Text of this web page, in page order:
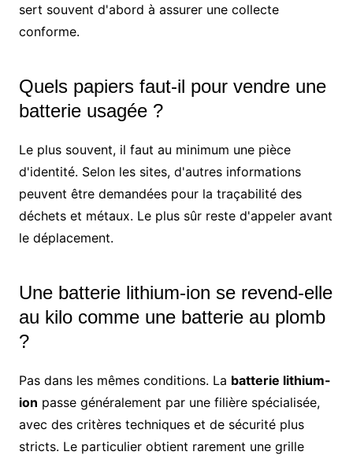
sert souvent d'abord à assurer une collecte
conforme.
Quels papiers faut-il pour vendre une
batterie usagée ?
Le plus souvent, il faut au minimum une pièce
d'identité. Selon les sites, d'autres informations
peuvent être demandées pour la traçabilité des
déchets et métaux. Le plus sûr reste d'appeler avant
le déplacement.
Une batterie lithium-ion se revend-elle
au kilo comme une batterie au plomb
?
Pas dans les mêmes conditions. La batterie lithium-
ion passe généralement par une filière spécialisée,
avec des critères techniques et de sécurité plus
stricts. Le particulier obtient rarement une grille